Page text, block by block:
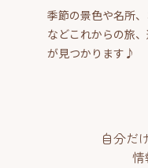
季節の景色や名所
などこれからの旅
が見つかります♪
自分だ
情